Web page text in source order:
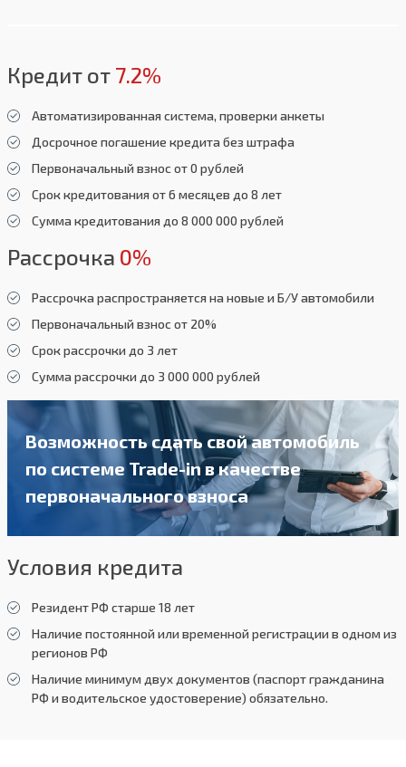
Кредит от 7.2%
Автоматизированная система, проверки анкеты
Досрочное погашение кредита без штрафа
Первоначальный взнос от 0 рублей
Срок кредитования от 6 месяцев до 8 лет
Сумма кредитования до 8 000 000 рублей
Рассрочка 0%
Рассрочка распространяется на новые и Б/У автомобили
Первоначальный взнос от 20%
Срок рассрочки до 3 лет
Сумма рассрочки до 3 000 000 рублей
Возможность сдать свой автомобиль
по системе Trade-in в качестве
первоначального взноса
Условия кредита
Резидент РФ старше 18 лет
Наличие постоянной или временной регистрации в одном из
регионов РФ
Наличие минимум двух документов (паспорт гражданина
РФ и водительское удостоверение) обязательно.